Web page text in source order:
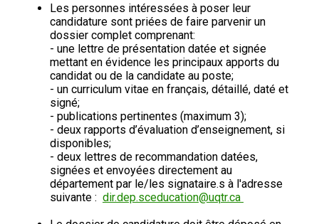
Les personnes intéressées à poser leur
candidature sont priées de faire parvenir un
dossier complet comprenant:
- une lettre de présentation datée et signée
mettant en évidence les principaux apports du
candidat ou de la candidate au poste;
- un curriculum vitae en français, détaillé, daté et
signé;
- publications pertinentes (maximum 3);
- deux rapports d’évaluation d’enseignement, si
disponibles;
- deux lettres de recommandation datées,
signées et envoyées directement au
département par le/les signataire.s à l'adresse
suivante : dir.dep.sceducation@uqtr.ca